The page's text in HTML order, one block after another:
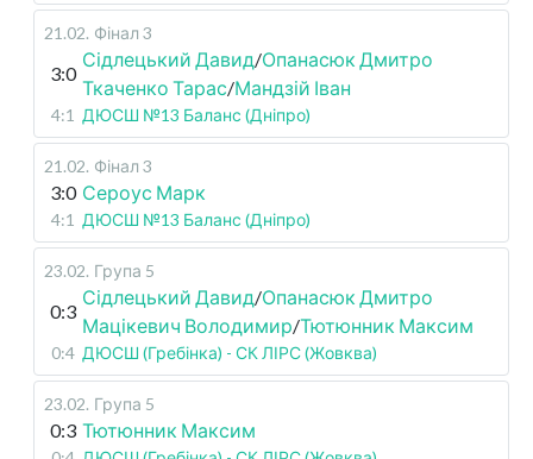
21.02. Фінал 3
3:0
Сідлецький Давид/Опанасюк Дмитро
Ткаченко Тарас/Мандзій Іван
4:1 ДЮСШ №13 Баланс (Дніпро)
21.02. Фінал 3
3:0 Сероус Марк
4:1 ДЮСШ №13 Баланс (Дніпро)
23.02. Група 5
0:3
Сідлецький Давид/Опанасюк Дмитро
Мацікевич Володимир/Тютюнник Максим
0:4 ДЮСШ (Гребінка) - СК ЛІРС (Жовква)
23.02. Група 5
0:3 Тютюнник Максим